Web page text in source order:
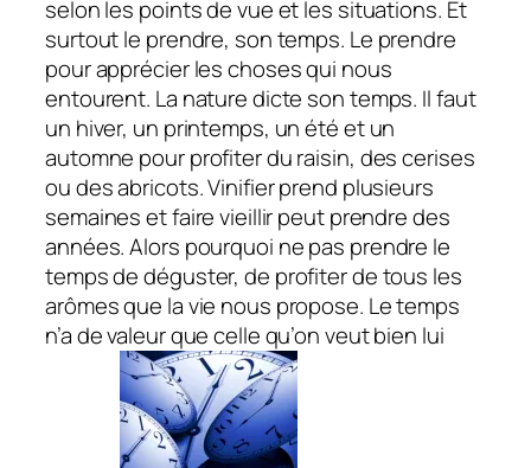
selon les points de vue et les situations. Et
surtout le prendre, son temps. Le prendre
pour apprécier les choses qui nous
entourent. La nature dicte son temps. Il faut
un hiver, un printemps, un été et un
automne pour profiter du raisin, des cerises
ou des abricots. Vinifier prend plusieurs
semaines et faire vieillir peut prendre des
années. Alors pourquoi ne pas prendre le
temps de déguster, de profiter de tous les
arômes que la vie nous propose. Le temps
n’a de valeur que celle qu’on veut bien lui